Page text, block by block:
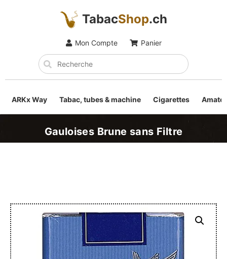
TabacShop.ch
Mon Compte Panier
ARKx Way Tabac, tubes & machine Cigarettes
Gauloises Brune sans Filtre